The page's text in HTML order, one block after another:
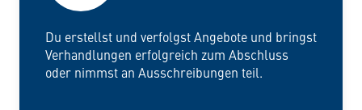
Du erstellst und verfolgst Angebote und bringst
Verhandlungen erfolgreich zum Abschluss
oder nimmst an Ausschreibungen teil.